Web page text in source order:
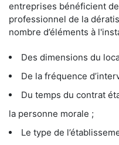
entreprises bénéficient
professionnel de la
nombre d’éléments à
Des dimensions du
De la fréquence
Du temps du contrat
la personne morale ;
Le type de